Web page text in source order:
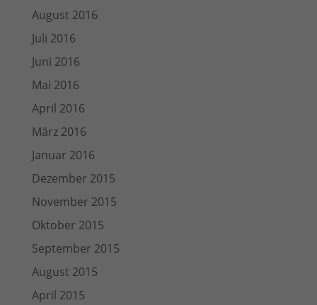
August 2016
Juli 2016
Juni 2016
Mai 2016
April 2016
März 2016
Januar 2016
Dezember 2015
November 2015
Oktober 2015
September 2015
August 2015
April 2015